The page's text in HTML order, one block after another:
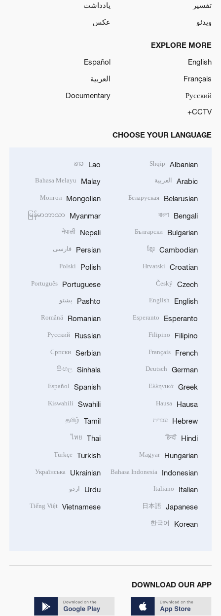
تفسیر
یادداشت
ویدئو
عکس
EXPLORE MORE
English
Español
Français
العربية
Русский
Documentary
CCTV+
CHOOSE YOUR LANGUAGE
Albanian
Shqip
Arabic العربية
Belarusian
Беларуская
Bengali
বাংলা
Bulgarian
Български
Cambodian
ខ្មែរ
Croatian
Hrvatski
Czech
Český
English
English
Esperanto
Esperanto
Filipino
Filipino
French
Français
German
Deutsch
Greek
Ελληνικά
Hausa
Hausa
Hebrew עברית
Hindi
हिन्दी
Hungarian
Magyar
Indonesian
Bahasa Indonesia
Italian
Italiano
Japanese
日本語
Korean
한국어
Lao
ລາວ
Malay
Bahasa Melayu
Mongolian
Монгол
Myanmar
မြန်မာဘာသာ
Nepali
नेपाली
Persian فارسی
Polish
Polski
Portuguese
Português
Pashto پښتو
Romanian
Română
Russian
Русский
Serbian
Српски
Sinhala
සිංහල
Spanish
Español
Swahili
Kiswahili
Tamil
தமிழ்
Thai
ไทย
Turkish
Türkçe
Ukrainian
Українська
Urdu اردو
Vietnamese
Tiếng Việt
DOWNLOAD OUR APP